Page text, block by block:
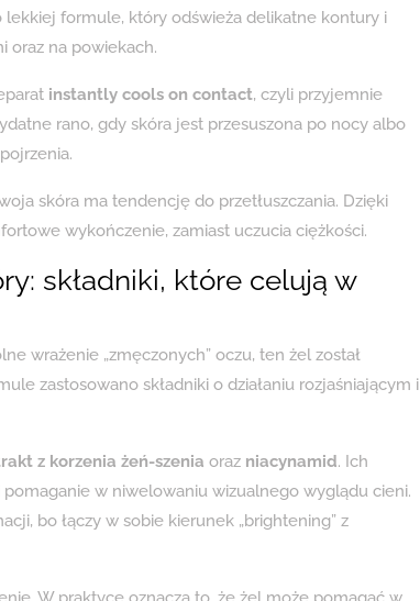
lekkiej formule, który odświeża delikatne kontury i
oraz na powiekach.
instantly cools on contact, czyli przyjemnie
rano, gdy skóra jest przesuszona po nocy albo
skóra ma tendencję do przetłuszczania. Dzięki
wykończenie, zamiast uczucia ciężkości.
składniki, które celują w
wrażenie „zmęczonych” oczu, ten żel został
zastosowano składniki o działaniu rozjaśniającym i
z korzenia żeń-szenia oraz niacynamid. Ich
w niwelowaniu wizualnego wyglądu cieni.
bo łączy w sobie kierunek „brightening” z